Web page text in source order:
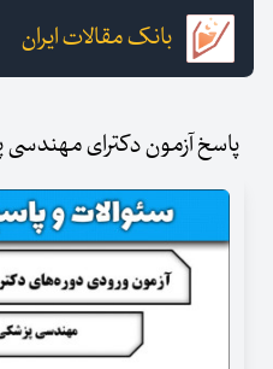
بانک مقالات ایران
پاسخ آزمون دکترای مهندسی